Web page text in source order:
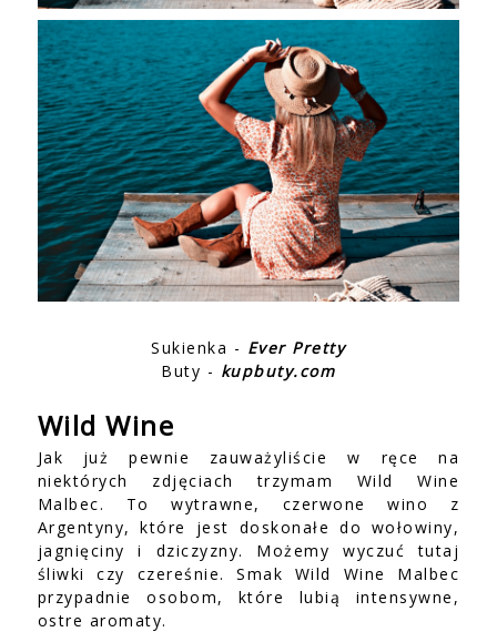
Sukienka - Ever Pretty
Buty - kupbuty.com
Wild Wine
Jak już pewnie zauważyliście w ręce na
niektórych zdjęciach trzymam Wild Wine
Malbec. To wytrawne, czerwone wino z
Argentyny, które jest doskonałe do wołowiny,
jagnięciny i dziczyzny. Możemy wyczuć tutaj
śliwki czy czereśnie. Smak Wild Wine Malbec
przypadnie osobom, które lubią intensywne,
ostre aromaty.